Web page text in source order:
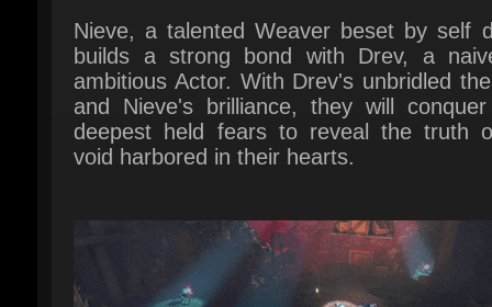
deepest held fears to reveal the truth
void harbored in their hearts.